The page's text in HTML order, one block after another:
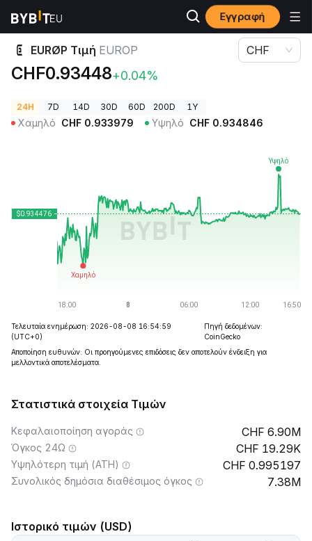
Εγγραφή
Τιμές Κρυπτονομισμάτων EURØP Τιμή EUROP
EURØP Τιμή EUROP
CHF0.93448+0.04%
CHF
24H 7D 14D 30D 60D 200D 1Y
Χαμηλό CHF 0.933979 Υψηλό CHF 0.934846
Τελευταία ενημέρωση: 2026-08-08 16:54:59
(UTC+0)
Πηγή δεδομένων:
CoinGecko
Αποποίηση ευθυνών: Οι προηγούμενες επιδόσεις δεν αποτελούν ένδειξη για
μελλοντικά αποτελέσματα.
Στατιστικά στοιχεία Τιμών
Κεφαλαιοποίηση αγοράς 6.90M
Όγκος 24Ω 19.29K
Υψηλότερη τιμή (ATH) 0.995197
Συνολικός δημόσια διαθέσιμος όγκος 7.38M
Ιστορικό τιμών (USD)